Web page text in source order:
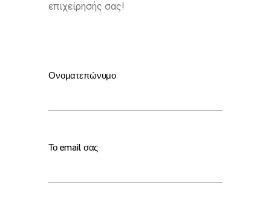
επιχείρησής σας!
Ονοματεπώνυμο
Το email σας